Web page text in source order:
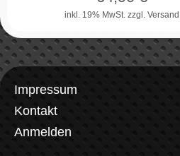
inkl. 19% MwSt. zzgl. Versand
Impressum
Kontakt
Anmelden